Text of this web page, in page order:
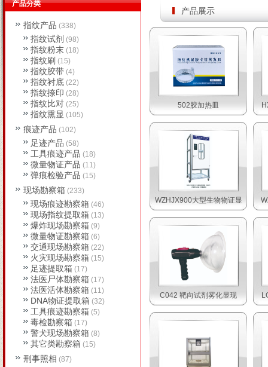
产品展示
502胶加热皿
WZHJX900大型生物物证显
C042 靶向试剂雾化显现
产品分类
指纹产品 (338)
指纹试剂 (98)
指纹粉末 (18)
指纹刷 (15)
指纹胶带 (4)
指纹衬底 (22)
指纹捺印 (28)
指纹比对 (25)
指纹熏显 (105)
痕迹产品 (102)
足迹产品 (58)
工具痕迹产品 (18)
微量物证产品 (11)
弹痕检验产品 (15)
现场勘察箱 (233)
现场痕迹勘察箱 (46)
现场指纹提取箱 (13)
爆炸现场勘察箱 (9)
微量物证勘察箱 (6)
交通现场勘察箱 (22)
火灾现场勘察箱 (15)
足迹提取箱 (17)
法医尸体勘察箱 (17)
法医活体勘察箱 (11)
DNA物证提取箱 (32)
工具痕迹勘察箱 (5)
毒检勘察箱 (17)
警犬现场勘察箱 (8)
其它类勘察箱 (15)
刑事照相 (87)